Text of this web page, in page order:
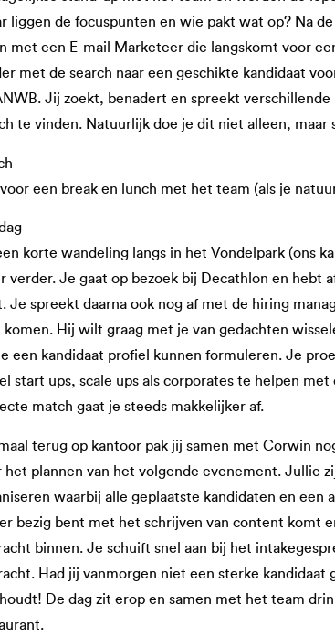
liggen de focuspunten en wie pakt wat op? Na
met een E-mail Marketeer die langskomt voor
met de search naar een geschikte kandidaat
Jij zoekt, benadert en spreekt
te vinden. Natuurlijk doe je dit niet alleen, maar
voor een break en lunch met het team (als je
korte wandeling langs in het Vondelpark (ons
verder. Je gaat op bezoek bij
Decathlon en hebt
Je spreekt daarna ook nog af met de hiring
komen. Hij wilt graag met je van gedachten
een kandidaat profiel kunnen formuleren. Je
start ups, scale ups als corporates te helpen
match gaat je steeds makkelijker af.
terug op kantoor pak jij samen met Corwin
het plannen van het volgende evenement. Jullie
waarbij alle geplaatste kandidaten en een
bezig bent met het schrijven van content komt
binnen. Je schuift snel aan bij het
Had jij vanmorgen niet een sterke kandidaat
De dag zit erop en samen met het team